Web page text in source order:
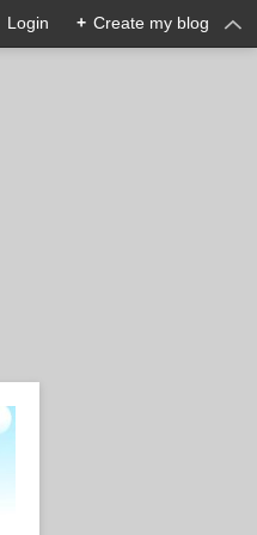
Login + Create my blog